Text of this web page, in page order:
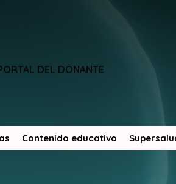
DEL DONANTE
Contenido educativo